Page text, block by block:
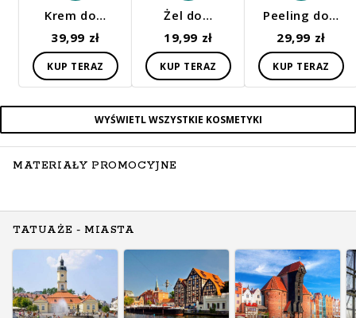
Krem do…
39,99 zł
KUP TERAZ
Żel do…
19,99 zł
KUP TERAZ
Peeling do…
29,99 zł
KUP TERAZ
WYŚWIETL WSZYSTKIE KOSMETYKI
MATERIAŁY PROMOCYJNE
TATUAŻE - MIASTA